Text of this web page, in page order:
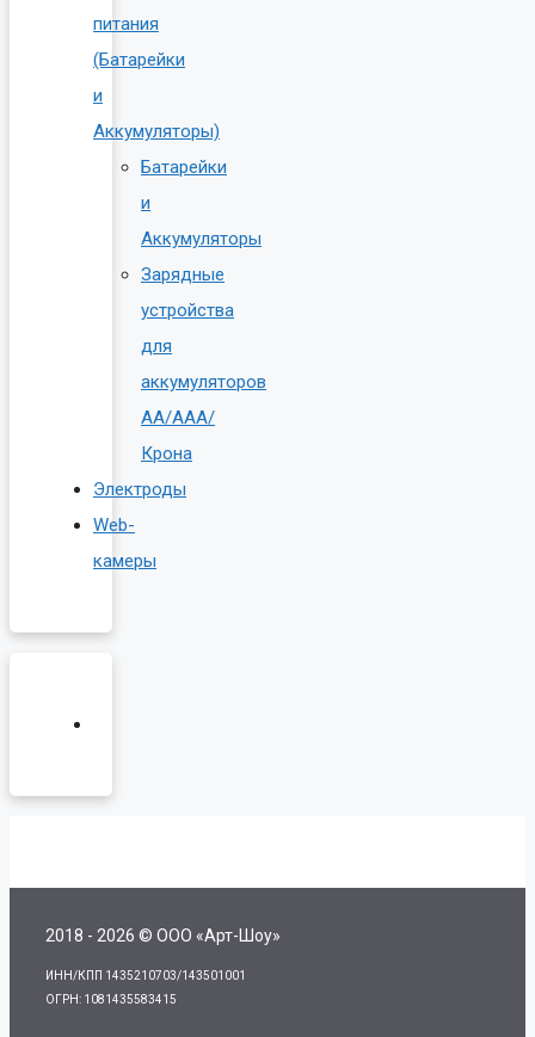
питания
(Батарейки
и
Аккумуляторы)
Батарейки
и
Аккумуляторы
Зарядные
устройства
для
аккумуляторов
AA/AAA/
Крона
Электроды
Web-
камеры
2018 - 2026 © ООО «Арт-Шоу»
ИНН/КПП 1435210703/143501001
ОГРН: 1081435583415